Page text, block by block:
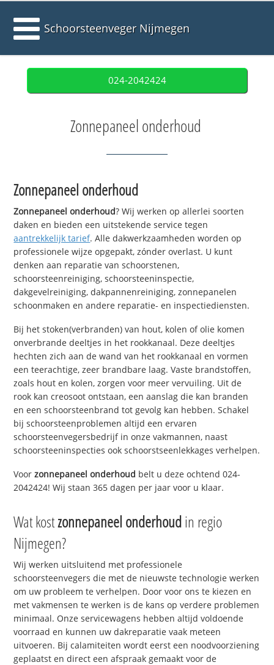
Schoorsteenveger Nijmegen
024-2042424
Zonnepaneel onderhoud
Zonnepaneel onderhoud
Zonnepaneel onderhoud? Wij werken op allerlei soorten
daken en bieden een uitstekende service tegen
aantrekkelijk tarief. Alle dakwerkzaamheden worden op
professionele wijze opgepakt, zónder overlast. U kunt
denken aan reparatie van schoorstenen,
schoorsteenreiniging, schoorsteeninspectie,
dakgevelreiniging, dakpannenreiniging, zonnepanelen
schoonmaken en andere reparatie- en inspectiediensten.
Bij het stoken(verbranden) van hout, kolen of olie komen
onverbrande deeltjes in het rookkanaal. Deze deeltjes
hechten zich aan de wand van het rookkanaal en vormen
een teerachtige, zeer brandbare laag. Vaste brandstoffen,
zoals hout en kolen, zorgen voor meer vervuiling. Uit de
rook kan creosoot ontstaan, een aanslag die kan branden
en een schoorsteenbrand tot gevolg kan hebben. Schakel
bij schoorsteenproblemen altijd een ervaren
schoorsteenvegersbedrijf in onze vakmannen, naast
schoorsteeninspecties ook schoorstseenlekkages verhelpen.
Voorzonnepaneel onderhoud belt u deze ochtend 024-
2042424! Wij staan 365 dagen per jaar voor u klaar.
Wat kostzonnepaneel onderhoudin regio
Nijmegen?
Wij werken uitsluitend met professionele
schoorsteenvegers die met de nieuwste technologie werken
om uw probleem te verhelpen. Door voor ons te kiezen en
met vakmensen te werken is de kans op verdere problemen
minimaal. Onze servicewagens hebben altijd voldoende
voorraad en kunnen uw dakreparatie vaak meteen
uitvoeren. Bij calamiteiten wordt eerst een noodvoorziening
geplaatst en direct een afspraak gemaakt voor de